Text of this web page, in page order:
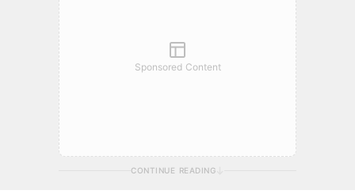
Sponsored Content
CONTINUE READING